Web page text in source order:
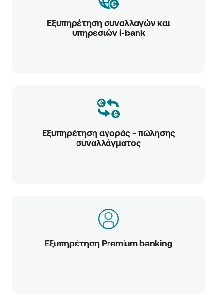
Εξυπηρέτηση συναλλαγών και
υπηρεσιών i-bank
Εξυπηρέτηση αγοράς - πώλησης
συναλλάγματος
Εξυπηρέτηση Premium banking